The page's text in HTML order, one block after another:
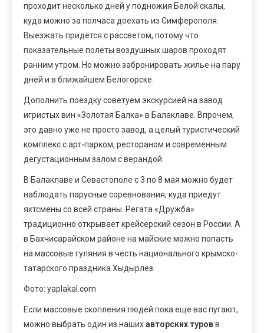
проходит несколько дней у подножия Белой скалы,
куда можно за полчаса доехать из Симферополя.
Выезжать придётся с рассветом, потому что
показательные полёты воздушных шаров проходят
ранним утром. Но можно забронировать жилье на пару
дней и в ближайшем Белогорске.
Дополнить поездку советуем экскурсией на завод
игристых вин «Золотая Балка» в Балаклаве. Впрочем,
это давно уже не просто завод, а целый туристический
комплекс с арт-парком, рестораном и современным
дегустационным залом с верандой.
В Балаклаве и Севастополе с 3 по 8 мая можно будет
наблюдать парусные соревнования, куда приедут
яхтсмены со всей страны. Регата «Дружба»
традиционно открывает крейсерский сезон в России. А
в Бахчисарайском районе на майские можно попасть
на массовые гуляния в честь национального крымско-
татарского праздника Хыдырлез.
Фото: yaplakal.com
Если массовые скопления людей пока еще вас пугают,
можно выбрать один из нашихавторских туровв